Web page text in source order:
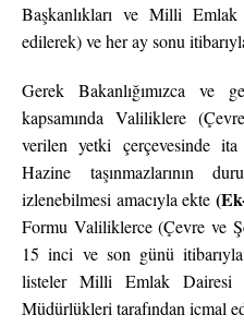
Başkanlıkları ve Milli
edilerek) ve her ay sonu
Gerek Bakanlığımızca ve
kapsamında Valiliklere
verilen yetki çerçevesinde
Hazine taşınmazlarının
izlenebilmesi amacıyla ekte
Formu Valiliklerce (Çevre ve
15 inci ve son günü
listeler Milli Emlak Dairesi
Müdürlükleri tarafından icmal